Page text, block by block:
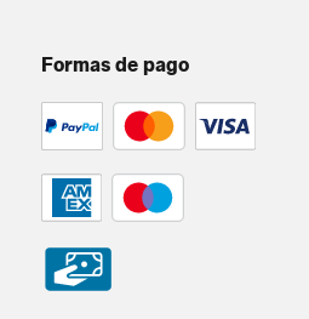
Formas de pago